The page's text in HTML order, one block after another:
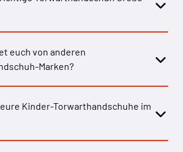
euch von anderen
Marken?
Kinder-Torwarthandschuhe im